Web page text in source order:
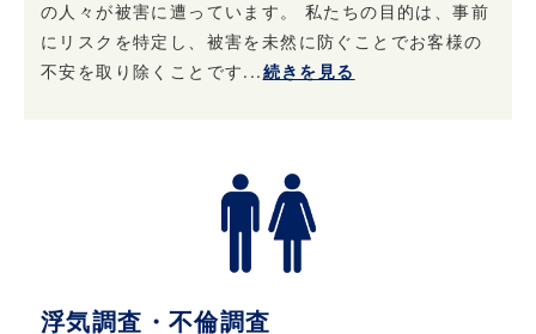
当社は、ご本人からお申し出があったときは、
ご本人様確認後登録情報の開示を行います。 ま
ービスが発生する場合があります。
の人々が被害に遭っています。 私たちの目的は、事前
にリスクを特定し、被害を未然に防ぐことでお客様の
不安を取り除くことです...続きを見る
浮気調査・不倫調査